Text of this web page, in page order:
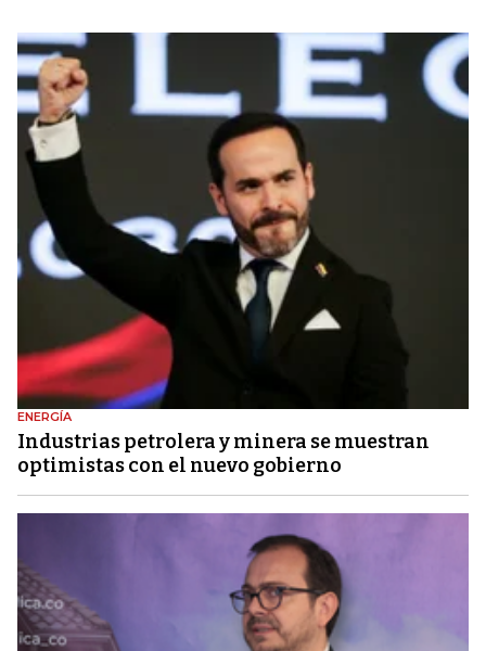
ENERGÍA
Industrias petrolera y minera se muestran
optimistas con el nuevo gobierno